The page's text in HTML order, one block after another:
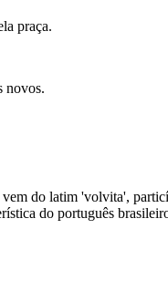
praça.
novos.
do latim 'volvita',
do português